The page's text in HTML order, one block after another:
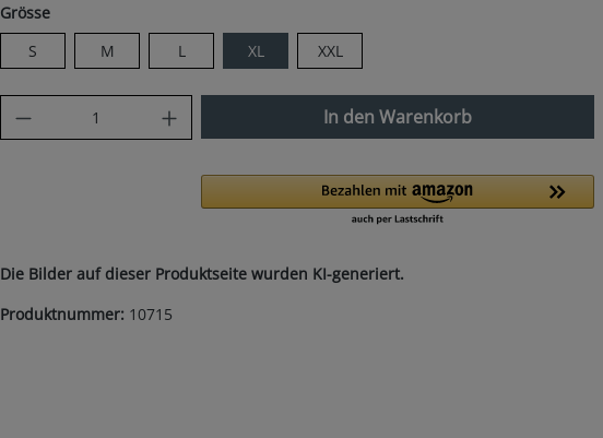
Grösseauswählen
S
M L XL XXL
Produkt Anzahl: Gib den gewünschten Wert
In den Warenkorb
Die Bilder auf dieser Produktseite wurden KI-generiert.
Produktnummer: 10715